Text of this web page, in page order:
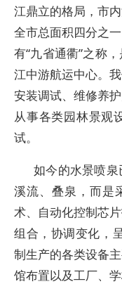
江鼎立的格局，市
全市总面积四分之
有“九省通衢”之称
江中游航运中心。
安装调试、维修养
从事各类园林景观
试。
如今的水景喷泉
溪流、叠泉，而是
术、自动化控制芯
组合，协调变化，
制生产的各类设备
馆布置以及工厂、学